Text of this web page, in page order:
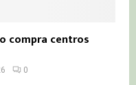
compra centros
0